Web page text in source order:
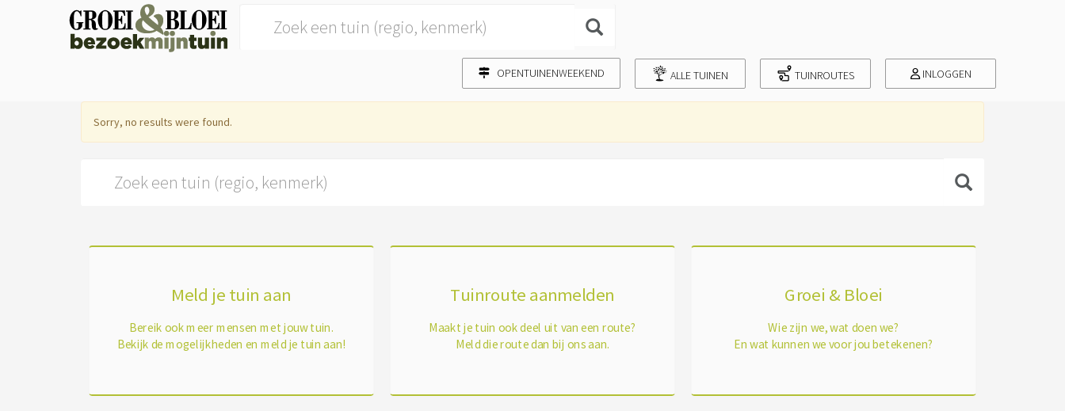
OPENTUINENWEEKEND ALLE TUINEN TUINROUTES INLOGGEN
Sorry, no results were found.
Meld je tuin aan
Bereik ook meer mensen met jouw tuin.
Bekijk de mogelijkheden en meld je tuin aan!
Tuinroute aanmelden
Maakt je tuin ook deel uit van een route?
Meld die route dan bij ons aan.
Groei & Bloei
Wie zijn we, wat doen we?
En wat kunnen we voor jou betekenen?